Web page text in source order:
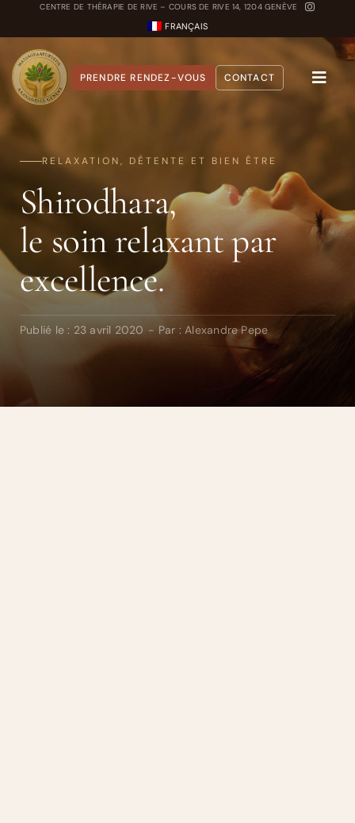
contenu
CENTRE DE THÉRAPIE DE RIVE – COURS DE RIVE 14, 1204 GENÈVE
FRANÇAIS
Toggle
Nos Soins
Carnet Ayurvédique
Quiz Dosha
PRENDRE RENDEZ-VOUS CONTACT
RELAXATION, DÉTENTE ET BIEN ÊTRE
Shirodhara,
le soin relaxant par
excellence.
Publié le : 23 avril 2020 - Par : Alexandre Pepe